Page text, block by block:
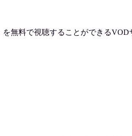
を無料で視聴することができるVOD